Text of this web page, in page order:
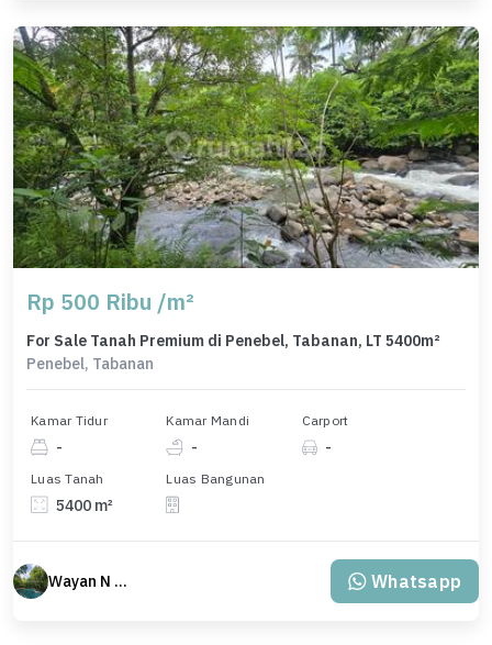
Rp 500 Ribu /m²
For Sale Tanah Premium di Penebel, Tabanan, LT 5400m²
Penebel, Tabanan
Kamar Tidur
-
Kamar Mandi
-
Carport
-
Luas Tanah
5400 m²
Luas Bangunan
Wayan N Bali Whatsapp